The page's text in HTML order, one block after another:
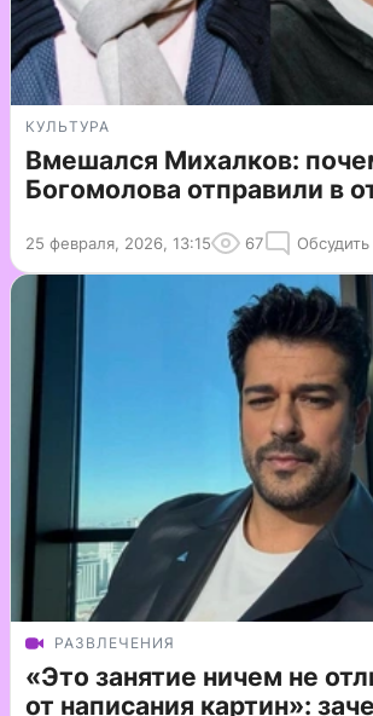
КУЛЬТУРА
Вмешался Михалков:
Богомолова отправили в
25 февраля, 2026, 13:15 67 Обсудить
РАЗВЛЕЧЕНИЯ
«Это занятие ничем не
от написания картин»: